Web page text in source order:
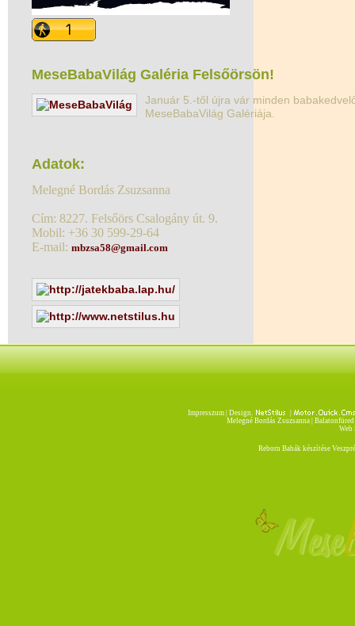
MeseBabaVilág Galéria Felsőörsön!
Január 5.-től újra vár minden
MeseBabaVilág Galériája.
Adatok:
Melegné Bordás Zsuzsanna
Cím: 8227. Felsőörs Csalogány út. 9.
Mobil: +36 30 599-29-64
E-mail: mbzsa58@gmail.com
Impresszum | Design.
Melegné Bordás Zsuzsanna |
Web
Reborn Babák készítése